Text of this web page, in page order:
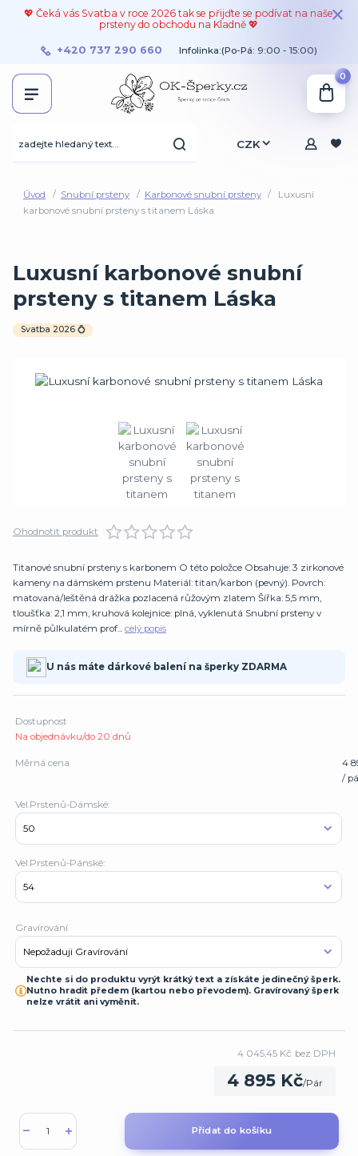
💖 Čeká vás Svatba v roce 2026 tak se přijďte se podívat na naše
prsteny do obchodu na Kladně 💖
CZK
+420 737 290 660 Infolinka:(Po-Pá: 9:00 - 15:00)
0
Úvod Snubní prsteny Karbonové snubní prsteny
Luxusní
karbonové snubní prsteny s titanem Láska
Luxusní karbonové snubní
prsteny s titanem Láska
Svatba 2026 💍
Ohodnotit produkt
Titanové snubní prsteny s karbonem O této položce Obsahuje: 3 zirkonové
kameny na dámském prstenu Materiál: titan/karbon (pevný). Povrch:
matovaná/leštěná drážka pozlacená růžovým zlatem Šířka: 5,5 mm,
tloušťka: 2,1 mm, kruhová kolejnice: plná, vyklenutá Snubní prsteny v
mírně půlkulatém prof... celý popis
U nás máte dárkové balení na šperky ZDARMA
Dostupnost
Na objednávku/do 20 dnů
Měrná cena
4
/
Vel.Prstenů-Dámské:
Vel.Prstenů-Pánské:
Gravírování
Nechte si do produktu vyrýt krátký text a získáte jedinečný šperk.
Nutno hradit předem (kartou nebo převodem). Gravírovaný šperk
nelze vrátit ani vyměnit.
4 895 Kč/Pár
4 045,45 Kč bez DPH
Přidat do košíku